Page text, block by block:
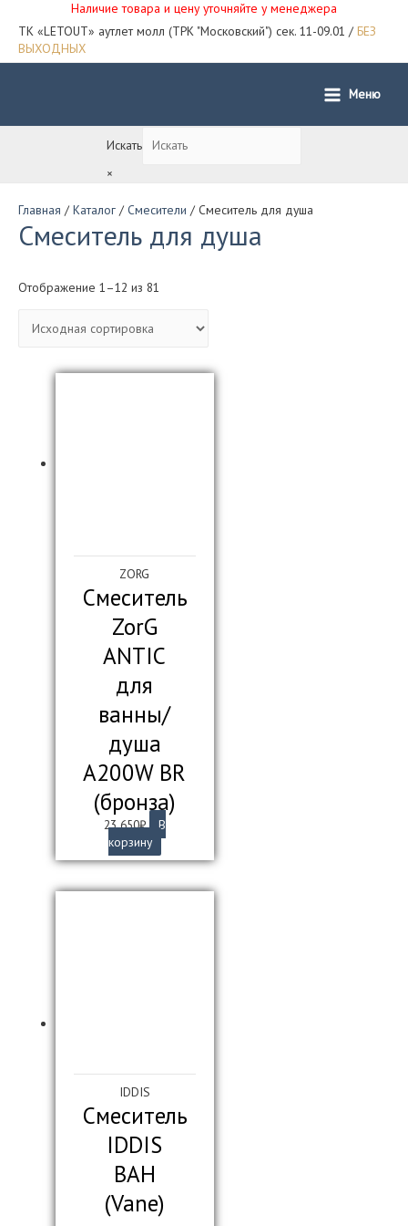
Наличие товара и цену уточняйте у менеджера
ТК «LETOUT» аутлет молл (ТРК "Московский") сек. 11-09.01 / БЕЗ
ВЫХОДНЫХ
Main
Меню
Искать
×
Главная / Каталог / Смесители / Смеситель для душа
Смеситель для душа
Отображение 1–12 из 81
ZORG
Смеситель
ZorG
ANTIC
для
ванны/
душа
A200W BR
(бронза)
23 650₽
В
корзину
IDDIS
Смеситель
IDDIS
ВАН
(Vane)